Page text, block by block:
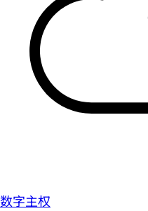
数字主权